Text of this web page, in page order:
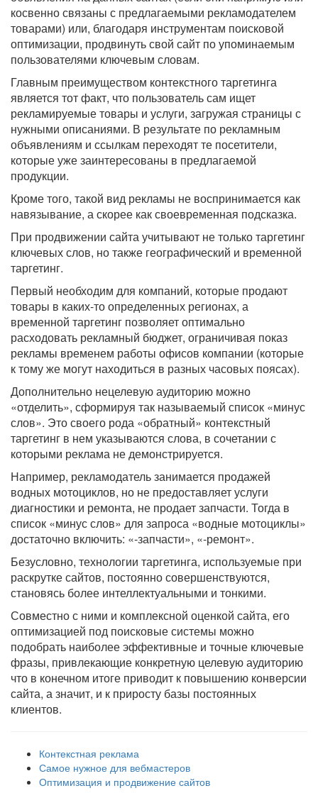
косвенно связаны с предлагаемыми рекламодателем
товарами) или, благодаря инструментам поисковой
оптимизации, продвинуть свой сайт по упоминаемым
пользователями ключевым словам.
Главным преимуществом контекстного таргетинга
является тот факт, что пользователь сам ищет
рекламируемые товары и услуги, загружая страницы с
нужными описаниями. В результате по рекламным
объявлениям и ссылкам переходят те посетители,
которые уже заинтересованы в предлагаемой
продукции.
Кроме того, такой вид рекламы не воспринимается как
навязывание, а скорее как своевременная подсказка.
При продвижении сайта учитывают не только таргетинг
ключевых слов, но также географический и временной
таргетинг.
Первый необходим для компаний, которые продают
товары в каких-то определенных регионах, а
временной таргетинг позволяет оптимально
расходовать рекламный бюджет, ограничивая показ
рекламы временем работы офисов компании (которые
к тому же могут находиться в разных часовых поясах).
Дополнительно нецелевую аудиторию можно
«отделить», сформируя так называемый список «минус
слов». Это своего рода «обратный» контекстный
таргетинг в нем указываются слова, в сочетании с
которыми реклама не демонстрируется.
Например, рекламодатель занимается продажей
водных мотоциклов, но не предоставляет услуги
диагностики и ремонта, не продает запчасти. Тогда в
список «минус слов» для запроса «водные мотоциклы»
достаточно включить: «-запчасти», «-ремонт».
Безусловно, технологии таргетинга, используемые при
раскрутке сайтов, постоянно совершенствуются,
становясь более интеллектуальными и тонкими.
Совместно с ними и комплексной оценкой сайта, его
оптимизацией под поисковые системы можно
подобрать наиболее эффективные и точные ключевые
фразы, привлекающие конкретную целевую аудиторию
что в конечном итоге приводит к повышению конверсии
сайта, а значит, и к приросту базы постоянных
клиентов.
Контекстная реклама
Самое нужное для вебмастеров
Оптимизация и продвижение сайтов